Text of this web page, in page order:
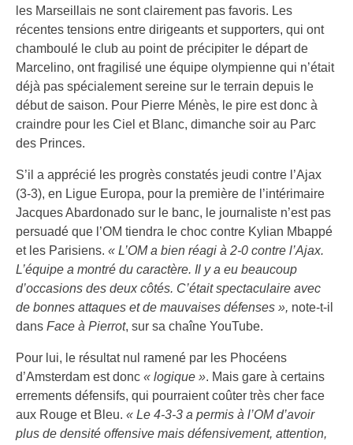
les Marseillais ne sont clairement pas favoris. Les
récentes tensions entre dirigeants et supporters, qui ont
chamboulé le club au point de précipiter le départ de
Marcelino, ont fragilisé une équipe olympienne qui n’était
déjà pas spécialement sereine sur le terrain depuis le
début de saison. Pour Pierre Ménès, le pire est donc à
craindre pour les Ciel et Blanc, dimanche soir au Parc
des Princes.
S’il a apprécié les progrès constatés jeudi contre l’Ajax
(3-3), en Ligue Europa, pour la première de l’intérimaire
Jacques Abardonado sur le banc, le journaliste n’est pas
persuadé que l’OM tiendra le choc contre Kylian Mbappé
et les Parisiens. « L’OM a bien réagi à 2-0 contre l’Ajax.
L’équipe a montré du caractère. Il y a eu beaucoup
d’occasions des deux côtés. C’était spectaculaire avec
de bonnes attaques et de mauvaises défenses », note-t-il
dans Face à Pierrot, sur sa chaîne YouTube.
Pour lui, le résultat nul ramené par les Phocéens
d’Amsterdam est donc « logique ». Mais gare à certains
errements défensifs, qui pourraient coûter très cher face
aux Rouge et Bleu. « Le 4-3-3 a permis à l’OM d’avoir
plus de densité offensive mais défensivement, attention,